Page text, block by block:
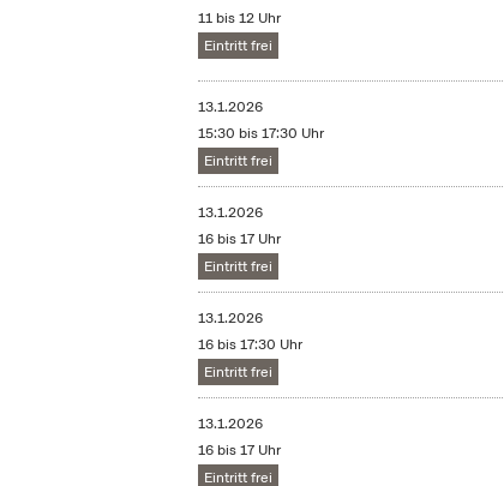
11 bis 12 Uhr
Eintritt frei
13.1.2026
15:30 bis 17:30 Uhr
Eintritt frei
13.1.2026
16 bis 17 Uhr
Eintritt frei
13.1.2026
16 bis 17:30 Uhr
Eintritt frei
13.1.2026
16 bis 17 Uhr
Eintritt frei